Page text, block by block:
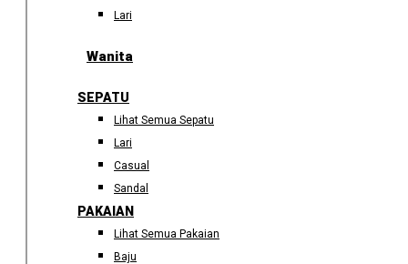
Lari
Wanita
SEPATU
Lihat Semua Sepatu
Lari
Casual
Sandal
PAKAIAN
Lihat Semua Pakaian
Baju